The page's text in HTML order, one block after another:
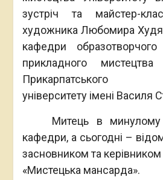
зустріч та майстер-
художника Любомира
кафедри
прикладного мистецтва
Прикарпатського
університету імені Василя
Митець в минулому
кафедри, а сьогодні –
засновником та керівником
«Мистецька мансарда».